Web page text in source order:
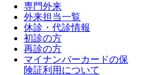
専門外来
外来担当一覧
休診・代診情報
初診の方
再診の方
マイナンバーカードの保
険証利用について